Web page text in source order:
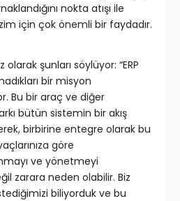
nokta atışı ile
için çok önemli bir faydadır.
şunları söylüyor: “ERP
bir misyon
Bu bir araç ve diğer
bütün sistemin bir akış
birbirine entegre olarak bu
göre
ve yönetmeyi
zarara neden olabilir. Biz
biliyorduk ve bu